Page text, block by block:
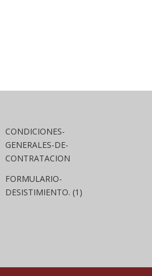
CONDICIONES-
GENERALES-DE-
CONTRATACION
FORMULARIO-
DESISTIMIENTO. (1)